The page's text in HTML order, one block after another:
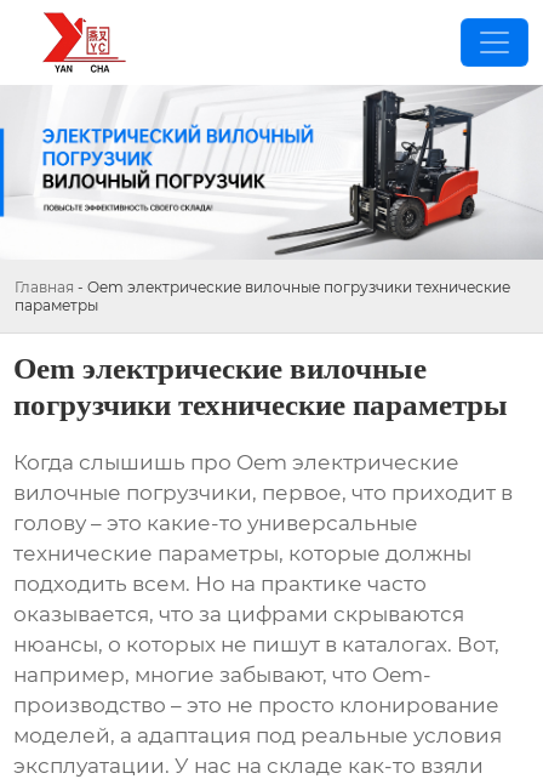
Главная - Oem электрические вилочные погрузчики технические
параметры
Oem электрические вилочные
погрузчики технические параметры
Когда слышишь про Oem электрические
вилочные погрузчики, первое, что приходит в
голову – это какие-то универсальные
технические параметры, которые должны
подходить всем. Но на практике часто
оказывается, что за цифрами скрываются
нюансы, о которых не пишут в каталогах. Вот,
например, многие забывают, что Oem-
производство – это не просто клонирование
моделей, а адаптация под реальные условия
эксплуатации. У нас на складе как-то взяли